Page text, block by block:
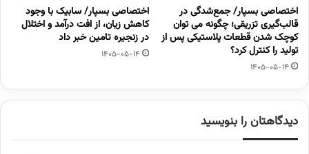
اختصاصی بسپار/ جمع‌شدگی در
قالب‌گیری تزریقی؛ چگونه می توان
کوچک شدن قطعات پلاستیکی پس از
تولید را کنترل کرد؟
1405-05-14
اختصاصی بسپار/ سابیک با وجود
کاهش زیان، از افت درآمد و اختلال
در زنجیره تامین خبر داد
1405-05-14
دیدگاهتان را بنویسید